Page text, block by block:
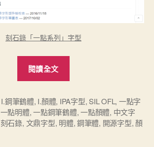
刻石錄「一點系列」字型
閱讀全文
「一
點
系
I.鋼筆鶴體, I.顏體, IPA字型,SIL OFL, 一點字
一點明體,一點鋼筆鶴體,一點顏體, 中文字
刻石錄, 文鼎字型, 明體,鋼筆體, 開源字型, 顏